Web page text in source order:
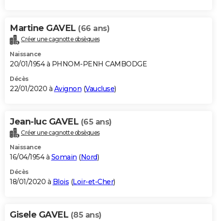
Martine GAVEL (66 ans)
Créer une cagnotte obsèques
Naissance
20/01/1954 à PHNOM-PENH CAMBODGE
Décès
22/01/2020 à Avignon (Vaucluse)
Jean-luc GAVEL (65 ans)
Créer une cagnotte obsèques
Naissance
16/04/1954 à Somain (Nord)
Décès
18/01/2020 à Blois (Loir-et-Cher)
Gisele GAVEL (85 ans)